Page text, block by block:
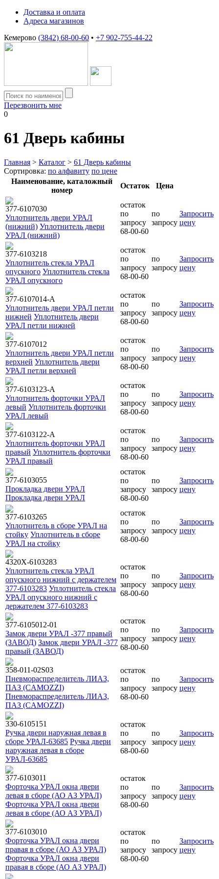
Доставка и оплата
Адреса магазинов
Кемерово (3842) 68-00-60 • +7 902-755-44-22
Перезвонить мне
0
61 Дверь кабины
Главная > Каталог > 61 Дверь кабины
Сортировка: по алфавиту по цене
Наименование, каталожный
номер
Остаток Цена
377-6107030
Уплотнитель двери УРАЛ
(нижний) Уплотнитель двери
УРАЛ (нижний)
остаток
по
запросу
68-00-60
по
запросу
Запросить
цену
377-6103218
Уплотнитель стекла УРАЛ
опускного Уплотнитель стекла
УРАЛ опускного
остаток
по
запросу
68-00-60
по
запросу
Запросить
цену
377-6107014-А
Уплотнитель двери УРАЛ петли
нижней Уплотнитель двери
УРАЛ петли нижней
остаток
по
запросу
68-00-60
по
запросу
Запросить
цену
377-6107012
Уплотнитель двери УРАЛ петли
верхней Уплотнитель двери
УРАЛ петли верхней
остаток
по
запросу
68-00-60
по
запросу
Запросить
цену
377-6103123-А
Уплотнитель форточки УРАЛ
левый Уплотнитель форточки
УРАЛ левый
остаток
по
запросу
68-00-60
по
запросу
Запросить
цену
377-6103122-А
Уплотнитель форточки УРАЛ
правый Уплотнитель форточки
УРАЛ правый
остаток
по
запросу
68-00-60
по
запросу
Запросить
цену
377-6103055
Прокладка двери УРАЛ
Прокладка двери УРАЛ
остаток
по
запросу
68-00-60
по
запросу
Запросить
цену
377-6103265
Уплотнитель в сборе УРАЛ на
стойку Уплотнитель в сборе
УРАЛ на стойку
остаток
по
запросу
68-00-60
по
запросу
Запросить
цену
4320Х-6103283
Уплотнитель стекла УРАЛ
опускного нижний с держателем
377-6103283 Уплотнитель стекла
УРАЛ опускного нижний с
держателем 377-6103283
остаток
по
запросу
68-00-60
по
запросу
Запросить
цену
377-6105012-01
Замок двери УРАЛ -377 правый
(ЗАВОД) Замок двери УРАЛ -377
правый (ЗАВОД)
остаток
по
запросу
68-00-60
по
запросу
Запросить
цену
358-011-02S03
Пневмораспределитель ЛИАЗ,
ПАЗ (CAMOZZI)
Пневмораспределитель ЛИАЗ,
ПАЗ (CAMOZZI)
остаток
по
запросу
68-00-60
по
запросу
Запросить
цену
330-6105151
Ручка двери наружная левая в
сборе УРАЛ-63685 Ручка двери
наружная левая в сборе
УРАЛ-63685
остаток
по
запросу
68-00-60
по
запросу
Запросить
цену
377-6103011
Форточка УРАЛ окна двери
левая в сборе (АО АЗ УРАЛ)
Форточка УРАЛ окна двери
левая в сборе (АО АЗ УРАЛ)
остаток
по
запросу
68-00-60
по
запросу
Запросить
цену
377-6103010
Форточка УРАЛ окна двери
правая в сборе (АО АЗ УРАЛ)
Форточка УРАЛ окна двери
правая в сборе (АО АЗ УРАЛ)
остаток
по
запросу
68-00-60
по
запросу
Запросить
цену